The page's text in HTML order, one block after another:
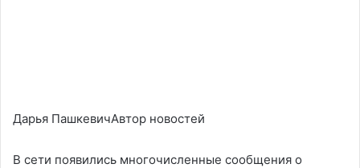
Дарья ПашкевичАвтор новостей
В сети появились многочисленные сообщения о